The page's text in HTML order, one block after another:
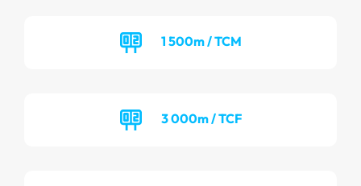
1 500m / TCM
3 000m / TCF